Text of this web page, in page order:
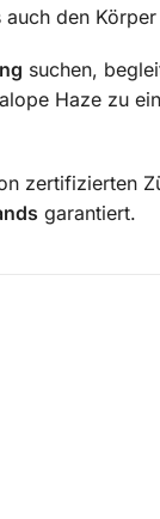
den
suchen,
Haze zu
zertifizierten
garantiert.